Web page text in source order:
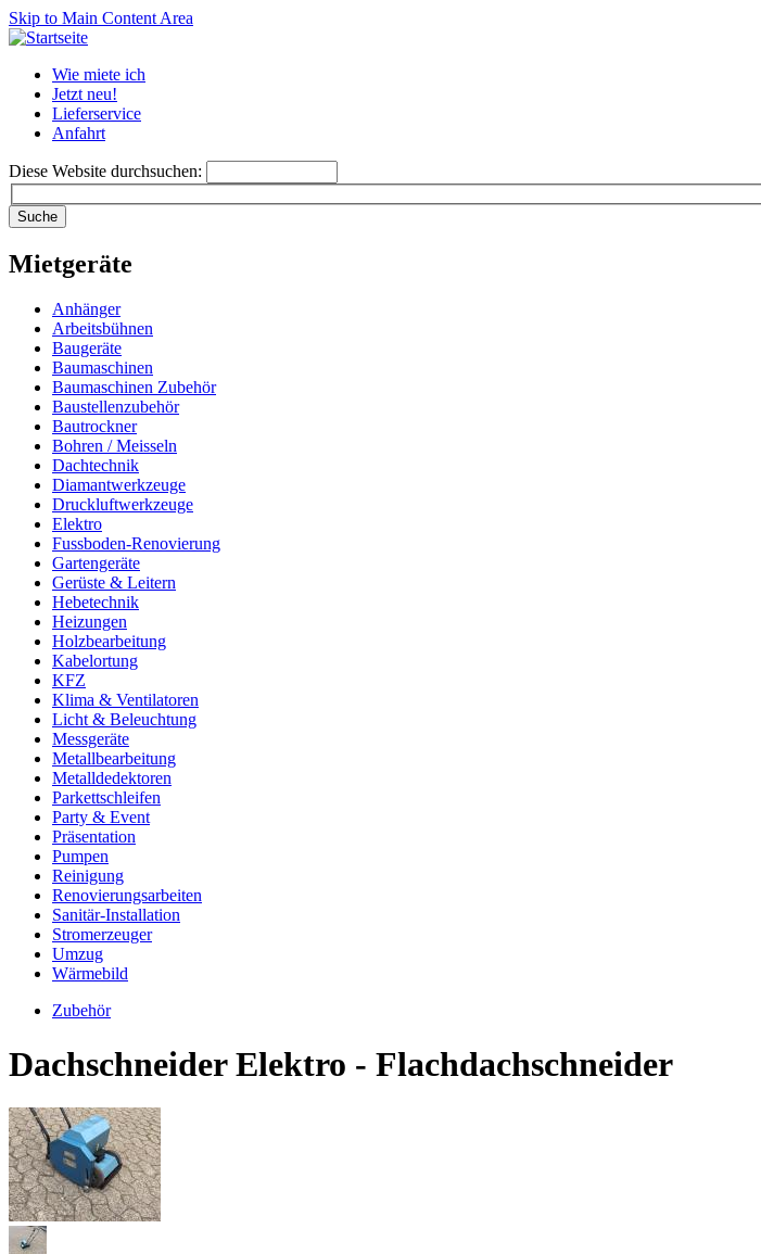
Skip to Main Content Area
Wie miete ich
Jetzt neu!
Lieferservice
Anfahrt
Diese Website durchsuchen:
Mietgeräte
Anhänger
Arbeitsbühnen
Baugeräte
Baumaschinen
Baumaschinen Zubehör
Baustellenzubehör
Bautrockner
Bohren / Meisseln
Dachtechnik
Diamantwerkzeuge
Druckluftwerkzeuge
Elektro
Fussboden-Renovierung
Gartengeräte
Gerüste & Leitern
Hebetechnik
Heizungen
Holzbearbeitung
Kabelortung
KFZ
Klima & Ventilatoren
Licht & Beleuchtung
Messgeräte
Metallbearbeitung
Metalldedektoren
Parkettschleifen
Party & Event
Präsentation
Pumpen
Reinigung
Renovierungsarbeiten
Sanitär-Installation
Stromerzeuger
Umzug
Wärmebild
Zubehör
Dachschneider Elektro - Flachdachschneider